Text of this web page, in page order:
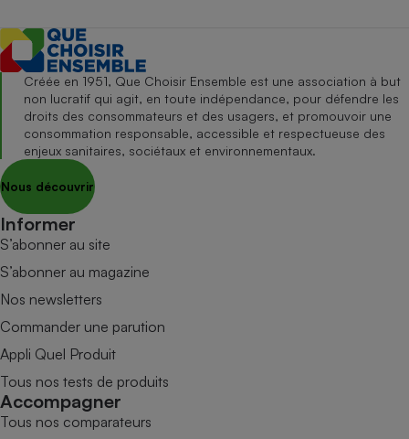
Créée en 1951, Que Choisir Ensemble est une association à but
non lucratif qui agit, en toute indépendance, pour défendre les
droits des consommateurs et des usagers, et promouvoir une
consommation responsable, accessible et respectueuse des
enjeux sanitaires, sociétaux et environnementaux.
Nous découvrir
Informer
S’abonner au site
S’abonner au magazine
Nos newsletters
Commander une parution
Appli Quel Produit
Tous nos tests de produits
Accompagner
Tous nos comparateurs